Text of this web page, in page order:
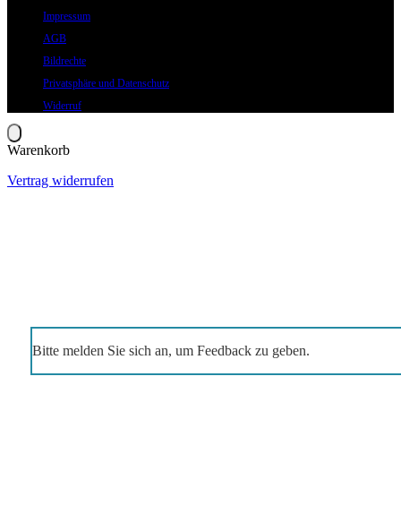
Impressum
AGB
Bildrechte
Privatsphäre und Datenschutz
Widerruf
Warenkorb
Vertrag widerrufen
Bitte melden Sie sich an, um Feedback zu geben.